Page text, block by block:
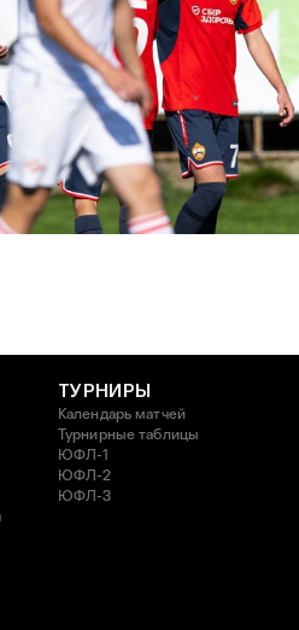
«Октябре»
ТУРНИРЫ
Календарь матчей
Турнирные таблицы
ЮФЛ-1
ЮФЛ-2
ЮФЛ-3